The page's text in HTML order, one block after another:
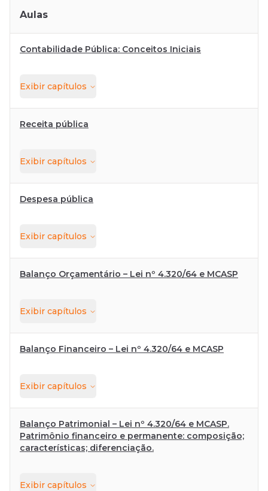
Aulas
Contabilidade Pública: Conceitos Iniciais
Exibir capítulos
Receita pública
Exibir capítulos
Despesa pública
Exibir capítulos
Balanço Orçamentário – Lei nº 4.320/64 e MCASP
Exibir capítulos
Balanço Financeiro – Lei nº 4.320/64 e MCASP
Exibir capítulos
Balanço Patrimonial – Lei nº 4.320/64 e MCASP.
Patrimônio financeiro e permanente: composição;
características; diferenciação.
Exibir capítulos